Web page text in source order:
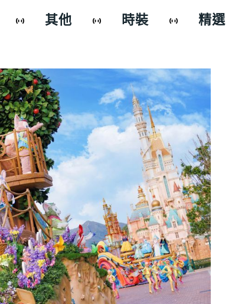
其他 時裝
精選